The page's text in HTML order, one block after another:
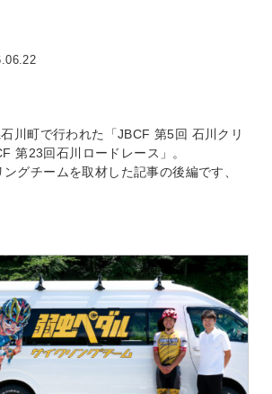
川町で行われた「JBCF 第5回 石川クリ
第23回石川ロードレース」。
グチームを取材した記事の後編です、